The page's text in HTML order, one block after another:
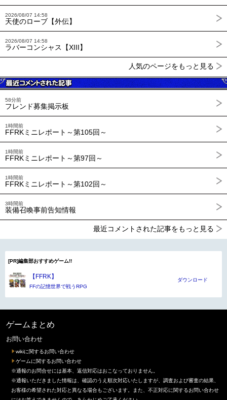
2026/08/07 14:58
天使のローブ【外伝】
2026/08/07 14:58
ラバーコンシャス【XIII】
人気のページをもっと見る
58分前
フレンド募集掲示板
1時間前
FFRKミニレポート～第105回～
1時間前
FFRKミニレポート～第97回～
1時間前
FFRKミニレポート～第102回～
3時間前
装備召喚事前告知情報
最近コメントされた記事をもっと見る
[PR]編集部おすすめゲーム!!
【FFRK】
FFの記憶世界で戦うRPG
ダウンロード
ゲームまとめ
お問い合わせ
wikiに関するお問い合わせ
ゲームに関するお問い合わせ
※通報のお問合せには基本、返信対応はおこなっておりません。
※通報いただきました情報は、確認のうえ順次対応いたしますが、調査および審査の結果、
お客様の希望された対応と異なる場合もございます。また、不正対応に関するお問い合わせ